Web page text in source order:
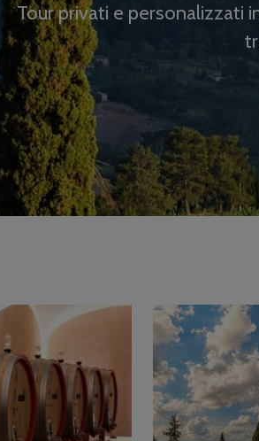
Tour privati e personalizzati